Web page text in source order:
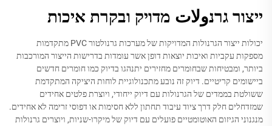
ייצור גרנولات מדויק ובקרת איכות
יכולות ייצור הגרנולות המדויקות של מערכות גרנולטור PVC מתקדמות
מספקות עקביות ואיכות יוצאות דופן אשר עומדות בדרישות הייצור המורכבות
ביותר, ומבטיחות שבחומרים מחזירים יתנהגו בדיוק כמו חומרים חדשים
ביישומים קריטיים. דיוק זה נובע מתכנולוגיית לוחות היציקה המתקדמת
ששולטת בממדים של הגרנולות עם דיוק ייחודי, ויוצרת פלטים אחידים
שמזדחלים חלק דרך ציוד עיבוד תחתון ללא חסימות או דפוסי זרימה לא אחידים.
מנגנוני הגיזום האוטומטיים פועלים עם דיוק של מיקרו-שניות, ויוצרים גרנולות